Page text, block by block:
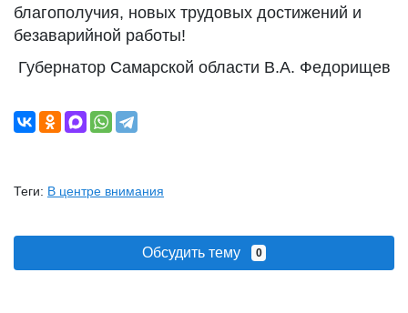
благополучия, новых трудовых достижений и
безаварийной работы!
Губернатор Самарской области В.А. Федорищев
Теги: В центре внимания
Обсудить тему 0